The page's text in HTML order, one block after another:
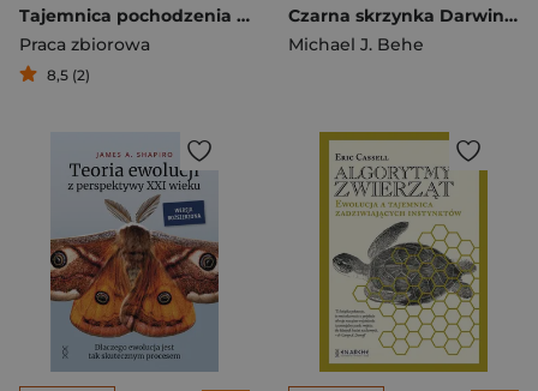
Tajemnica pochodzenia życia. Nieustające kontrowersje
Praca zbiorowa
8,5 (2)
Czarna skrzynka Darwina. Biochemiczne wyzwanie dla ewolucjonizmu
Michael J. Behe